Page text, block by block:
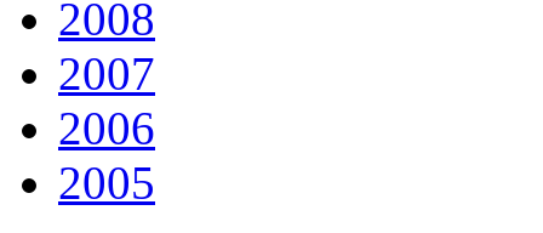
2008
2007
2006
2005